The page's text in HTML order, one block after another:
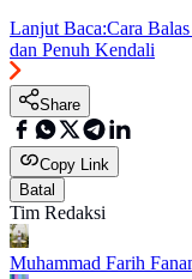
Lanjut Baca:Cara
dan Penuh Kendali
Share
Copy Link
Batal
Tim Redaksi
Muhammad Farih